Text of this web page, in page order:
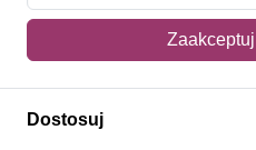
Mój koszyk
Adres dostawy
Polecamy
Dostosuj